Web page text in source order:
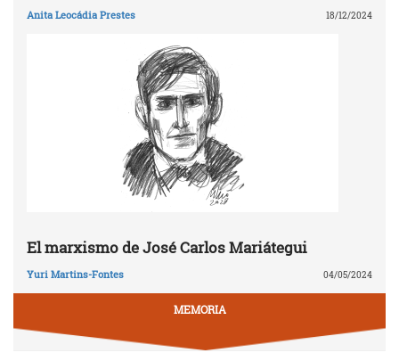
Anita Leocádia Prestes 18/12/2024
El marxismo de José Carlos Mariátegui
Yuri Martins-Fontes 04/05/2024
MEMORIA